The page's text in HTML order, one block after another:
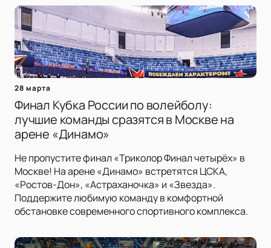
28 марта
Финал Кубка России по волейболу:
лучшие команды сразятся в Москве на
арене «Динамо»
Не пропустите финал «Триколор Финал четырёх» в
Москве! На арене «Динамо» встретятся ЦСКА,
«Ростов-Дон», «Астраханочка» и «Звезда».
Поддержите любимую команду в комфортной
обстановке современного спортивного комплекса.